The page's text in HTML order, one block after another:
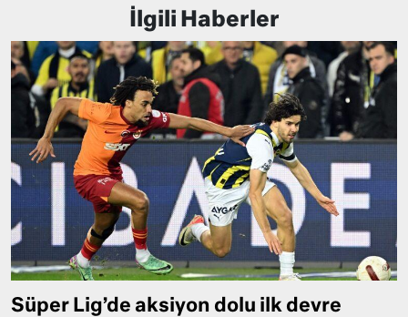
İlgili Haberler
Süper Lig’de aksiyon dolu ilk devre